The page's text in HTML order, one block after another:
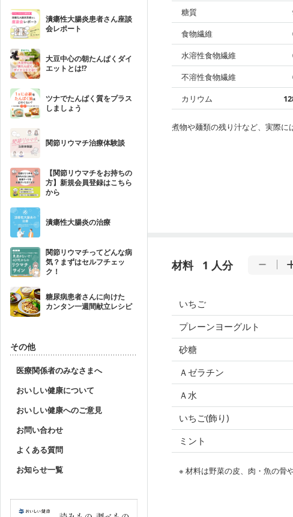
潰瘍性大腸炎患者さん座談
会レポート
大豆中心の朝たんぱくダイ
エットとは!?
ツナでたんぱく質をプラス
しましょう
関節リウマチ治療体験談
【関節リウマチをお持ちの
方】新規会員登録はこちら
から
潰瘍性大腸炎の治療
関節リウマチってどんな病
気？まずはセルフチェッ
ク！
糖尿病患者さんに向けた
カンタン一週間献立レシピ
その他
医療関係者のみなさまへ
おいしい健康について
おいしい健康へのご意見
お問い合わせ
よくある質問
お知らせ一覧
糖質
食物繊維
水溶性食物繊維
不溶性食物繊維
カリウム
煮物や麺類の残り汁など、実際に
材料 1 人分
いちご
プレーンヨーグルト
砂糖
Ａゼラチン
Ａ水
いちご(飾り)
ミント
※ 材料は野菜の皮、肉・魚の骨